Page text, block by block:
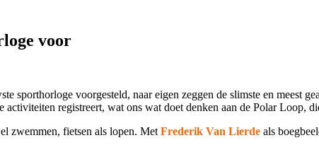
voor
sporthorloge voorgesteld, naar eigen zeggen de slimste en meest
registreert, wat ons wat doet denken aan de Polar Loop,
zwemmen, fietsen als lopen. Met Frederik Van Lierde als